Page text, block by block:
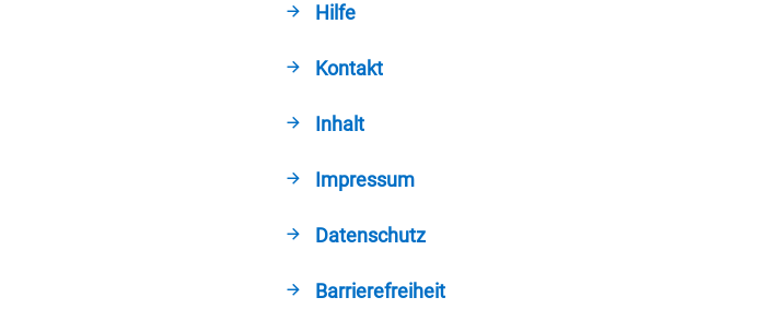
Hilfe
Kontakt
Inhalt
Impressum
Datenschutz
Barrierefreiheit